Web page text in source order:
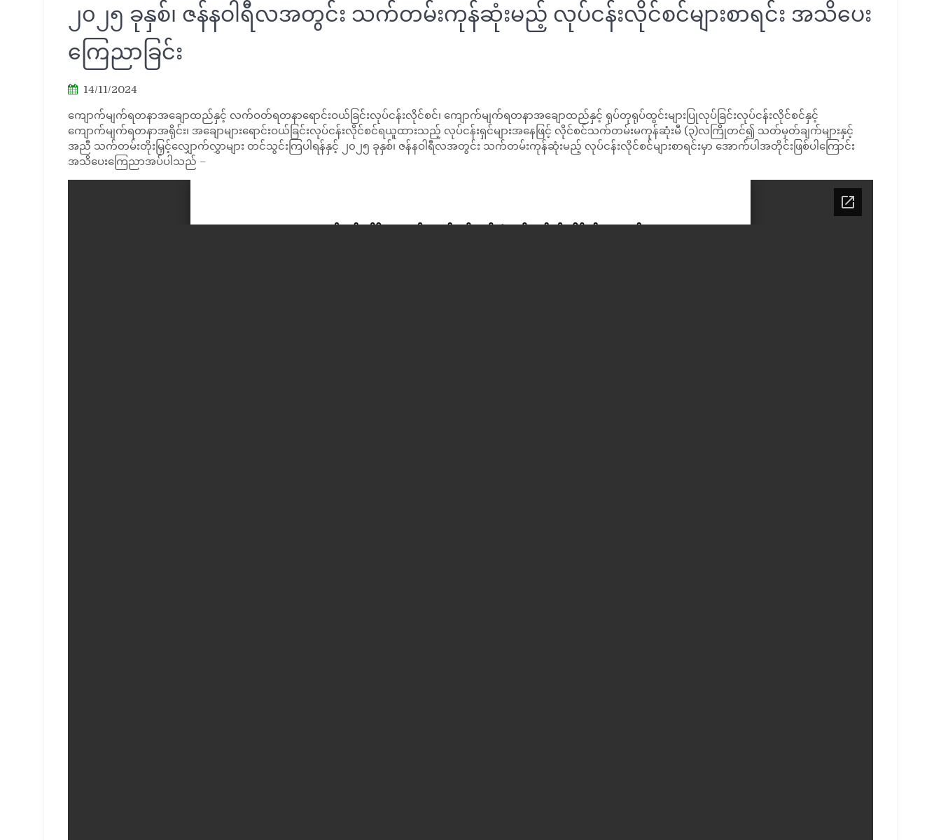
၂၀၂၅ ခုနှစ်၊ ဇန်နဝါရီလအတွင်း သက်တမ်းကုန်ဆုံးမည့် လုပ်ငန်းလိုင်စင်များစာရင်း အသိပေး
ကြေညာခြင်း
14/11/2024
ကျောက်မျက်ရတနာအချောထည်နှင့် လက်ဝတ်ရတနာရောင်းဝယ်ခြင်းလုပ်ငန်းလိုင်စင်၊ ကျောက်မျက်ရတနာအချောထည်နှင့် ရုပ်တုရုပ်ထွင်းများပြုလုပ်ခြင်းလုပ်ငန်းလိုင်စင်နှင့်
ကျောက်မျက်ရတနာအရိုင်း၊ အချောများရောင်းဝယ်ခြင်းလုပ်ငန်းလိုင်စင်ရယူထားသည့် လုပ်ငန်းရှင်များအနေဖြင့် လိုင်စင်သက်တမ်းမကုန်ဆုံးမီ (၃)လကြိုတင်၍ သတ်မှတ်ချက်များနှင့်
အညီ သက်တမ်းတိုးမြှင့်လျှောက်လွှာများ တင်သွင်းကြပါရန်နှင့် ၂၀၂၅ ခုနှစ်၊ ဇန်နဝါရီလအတွင်း သက်တမ်းကုန်ဆုံးမည့် လုပ်ငန်းလိုင်စင်များစာရင်းမှာ အောက်ပါအတိုင်းဖြစ်ပါကြောင်း
အသိပေးကြေညာအပ်ပါသည် –